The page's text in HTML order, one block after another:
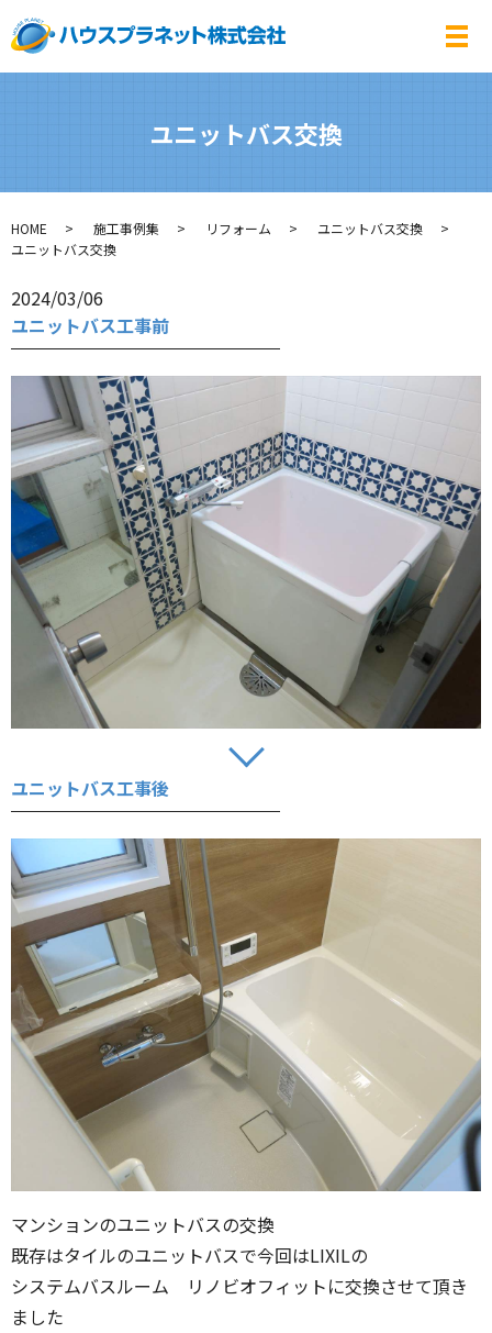
メ
ユニットバス交換
HOME 施工事例集 リフォーム
ユニットバス交換
ユニットバス交換
2024/03/06
ユニットバス工事前
ユニットバス工事後
マンションのユニットバスの交換
既存はタイルのユニットバスで今回はLIXILの
システムバスルーム リノビオフィットに交換させて頂き
ました